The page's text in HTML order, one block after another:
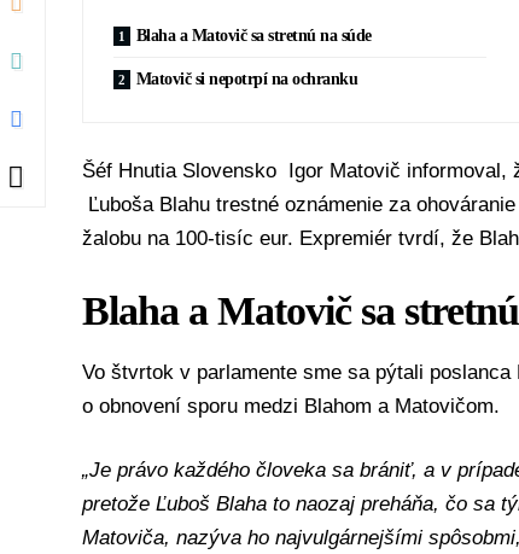
Blaha a Matovič sa stretnú na súde
Matovič si nepotrpí na ochranku
Šéf Hnutia Slovensko Igor Matovič informoval,
Ľuboša Blahu trestné oznámenie za
žalobu na 100-tisíc eur. Expremiér tvrdí, že
Blaha a Matovič sa
Vo štvrtok v parlamente sme sa pýtali poslanca
o obnovení sporu medzi Blahom a Matovičom.
„Je právo každého človeka sa brániť, a v
pretože Ľuboš Blaha to naozaj preháňa, čo sa
Matoviča, nazýva ho najvulgárnejšími